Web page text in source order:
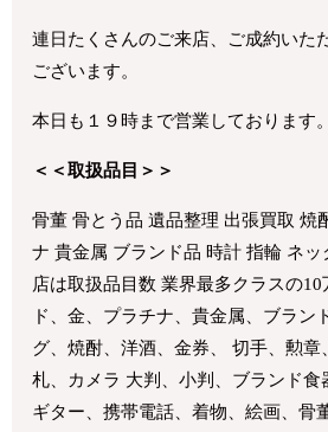
連日たくさんのご来店、ご成約いた
ございます。
本日も１９時まで営業しております。
＜＜取扱品目＞＞
骨董 骨とう品 遺品整理 出張買取 焼
ナ 貴金属 ブランド品 時計 指輪 ネッ
店は取扱品目数 業界最多クラスの
ド、金、プラチナ、貴金属、ブラン
グ、焼酎、洋酒、金券、 切手、勲章
札、カメラ 大判、小判、ブランド食
ギター、携帯電話、着物、絵画、骨